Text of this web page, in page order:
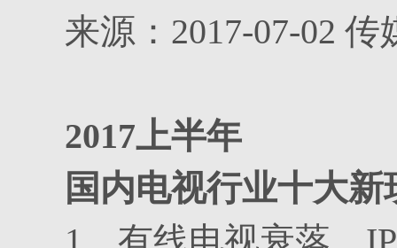
来源：2017-07-02
2017上半年
国内电视行业十大新